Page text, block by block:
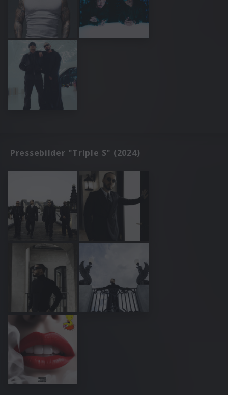
Pressebilder "Triple S" (2024)